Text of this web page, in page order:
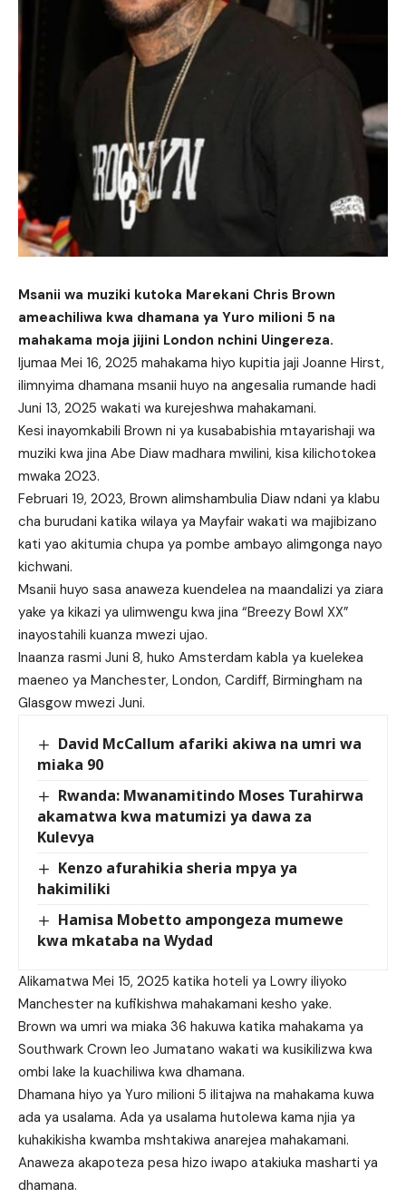
Msanii wa muziki kutoka Marekani Chris Brown
ameachiliwa kwa dhamana ya Yuro milioni 5 na
mahakama moja jijini London nchini Uingereza.
Ijumaa Mei 16, 2025 mahakama hiyo kupitia jaji Joanne Hirst,
ilimnyima dhamana msanii huyo na angesalia rumande hadi
Juni 13, 2025 wakati wa kurejeshwa mahakamani.
Kesi inayomkabili Brown ni ya kusababishia mtayarishaji wa
muziki kwa jina Abe Diaw madhara mwilini, kisa kilichotokea
mwaka 2023.
Februari 19, 2023, Brown alimshambulia Diaw ndani ya klabu
cha burudani katika wilaya ya Mayfair wakati wa majibizano
kati yao akitumia chupa ya pombe ambayo alimgonga nayo
kichwani.
Msanii huyo sasa anaweza kuendelea na maandalizi ya ziara
yake ya kikazi ya ulimwengu kwa jina “Breezy Bowl XX”
inayostahili kuanza mwezi ujao.
Inaanza rasmi Juni 8, huko Amsterdam kabla ya kuelekea
maeneo ya Manchester, London, Cardiff, Birmingham na
Glasgow mwezi Juni.
David McCallum afariki akiwa na umri wa
miaka 90
Rwanda: Mwanamitindo Moses Turahirwa
akamatwa kwa matumizi ya dawa za
Kulevya
Kenzo afurahikia sheria mpya ya
hakimiliki
Hamisa Mobetto ampongeza mumewe
kwa mkataba na Wydad
Alikamatwa Mei 15, 2025 katika hoteli ya Lowry iliyoko
Manchester na kufikishwa mahakamani kesho yake.
Brown wa umri wa miaka 36 hakuwa katika mahakama ya
Southwark Crown leo Jumatano wakati wa kusikilizwa kwa
ombi lake la kuachiliwa kwa dhamana.
Dhamana hiyo ya Yuro milioni 5 ilitajwa na mahakama kuwa
ada ya usalama. Ada ya usalama hutolewa kama njia ya
kuhakikisha kwamba mshtakiwa anarejea mahakamani.
Anaweza akapoteza pesa hizo iwapo atakiuka masharti ya
dhamana.